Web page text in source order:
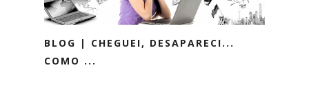
BLOG | CHEGUEI, DESAPARECI...
COMO ...